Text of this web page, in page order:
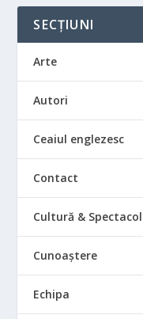
SECȚIUNI
Arte
Autori
Ceaiul englezesc
Contact
Cultură & Spectacol
Cunoaștere
Echipa